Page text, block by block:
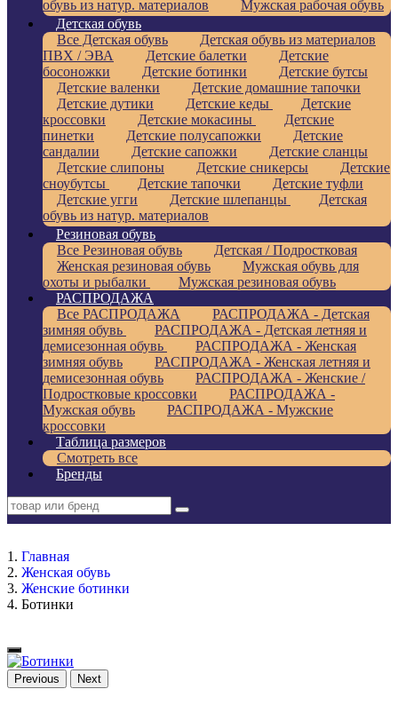
обувь из натур. материалов
Мужская рабочая обувь
Детская обувь
Все Детская обувь
Детская обувь из материалов
ПВХ / ЭВА
Детские балетки
Детские
босоножки
Детские ботинки
Детские бутсы
Детские валенки
Детские домашние тапочки
Детские дутики
Детские кеды
Детские
кроссовки
Детские мокасины
Детские
пинетки
Детские полусапожки
Детские
сандалии
Детские сапожки
Детские сланцы
Детские слипоны
Детские сникерсы
Детские
сноубутсы
Детские тапочки
Детские туфли
Детские угги
Детские шлепанцы
Детская
обувь из натур. материалов
Резиновая обувь
Все Резиновая обувь
Детская / Подростковая
Женская резиновая обувь
Мужская обувь для
охоты и рыбалки
Мужская резиновая обувь
РАСПРОДАЖА
Все РАСПРОДАЖА
РАСПРОДАЖА - Детская
зимняя обувь
РАСПРОДАЖА - Детская летняя и
демисезонная обувь
РАСПРОДАЖА - Женская
зимняя обувь
РАСПРОДАЖА - Женская летняя и
демисезонная обувь
РАСПРОДАЖА - Женские /
Подростковые кроссовки
РАСПРОДАЖА -
Мужская обувь
РАСПРОДАЖА - Мужские
кроссовки
Таблица размеров
Смотреть все
Бренды
Главная
Женская обувь
Женские ботинки
Ботинки
Previous Next